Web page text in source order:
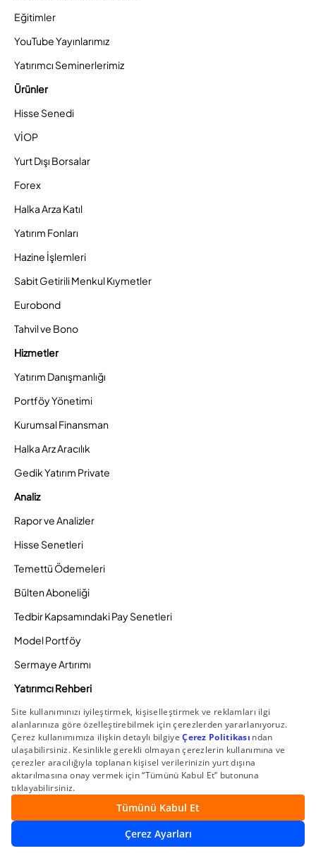
Eğitimler
YouTube Yayınlarımız
Yatırımcı Seminerlerimiz
Ürünler
Hisse Senedi
VİOP
Yurt Dışı Borsalar
Forex
Halka Arza Katıl
Yatırım Fonları
Hazine İşlemleri
Sabit Getirili Menkul Kıymetler
Eurobond
Tahvil ve Bono
Hizmetler
Yatırım Danışmanlığı
Portföy Yönetimi
Kurumsal Finansman
Halka Arz Aracılık
Gedik Yatırım Private
Analiz
Rapor ve Analizler
Hisse Senetleri
Temettü Ödemeleri
Bülten Aboneliği
Tedbir Kapsamındaki Pay Senetleri
Model Portföy
Sermaye Artırımı
Yatırımcı Rehberi
Temettü Yatırımı Nedir? Nasıl Yapılır?
Dünya Borsaları Nelerdir?
BIST 100 Nedir?
FED Faiz Kararı Nedir?
En Değerli Yapay Zeka Hisseleri Nelerdir?
Kripto Para Nedir, Nasıl Çalışır?